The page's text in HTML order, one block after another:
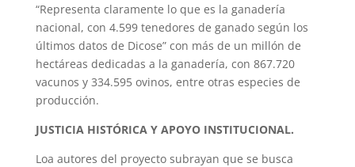
“Representa claramente lo que es la ganadería
nacional, con 4.599 tenedores de ganado según los
últimos datos de Dicose” con más de un millón de
hectáreas dedicadas a la ganadería, con 867.720
vacunos y 334.595 ovinos, entre otras especies de
producción.
JUSTICIA HISTÓRICA Y APOYO INSTITUCIONAL.
Loa autores del proyecto subrayan que se busca